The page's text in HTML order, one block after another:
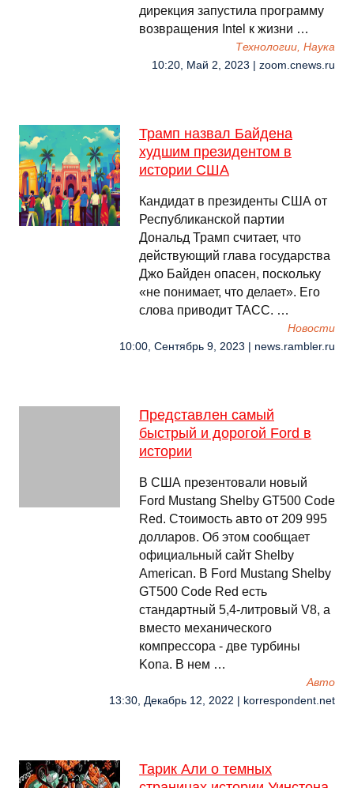
дирекция запустила программу
возвращения Intel к жизни …
Технологии, Наука
10:20, Май 2, 2023 | zoom.cnews.ru
Трамп назвал Байдена
худшим президентом в
истории США
Кандидат в президенты США от
Республиканской партии
Дональд Трамп считает, что
действующий глава государства
Джо Байден опасен, поскольку
«не понимает, что делает». Его
слова приводит ТАСС. …
Новости
10:00, Сентябрь 9, 2023 | news.rambler.ru
Представлен самый
быстрый и дорогой Ford в
истории
В США презентовали новый
Ford Mustang Shelby GT500 Code
Red. Стоимость авто от 209 995
долларов. Об этом сообщает
официальный сайт Shelby
American. В Ford Mustang Shelby
GT500 Code Red есть
стандартный 5,4-литровый V8, а
вместо механического
компрессора - две турбины
Kona. В нем …
Авто
13:30, Декабрь 12, 2022 | korrespondent.net
Тарик Али о темных